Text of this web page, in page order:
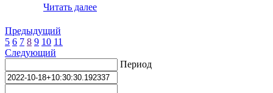
Читать далее
Предыдущий
5 6 7 8 9 10 11
Следующий
Период